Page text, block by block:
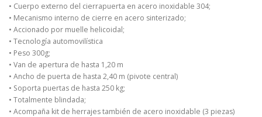
• Cuerpo externo del cierrapuerta en acero inoxidable 304;
• Mecanismo interno de cierre en acero sinterizado;
• Accionado por muelle helicoidal;
• Tecnología automovilística
• Peso 300g;
• Van de apertura de hasta 1,20 m
• Ancho de puerta de hasta 2,40 m (pivote central)
• Soporta puertas de hasta 250 kg;
• Totalmente blindada;
• Acompaña kit de herrajes también de acero inoxidable (3 piezas)